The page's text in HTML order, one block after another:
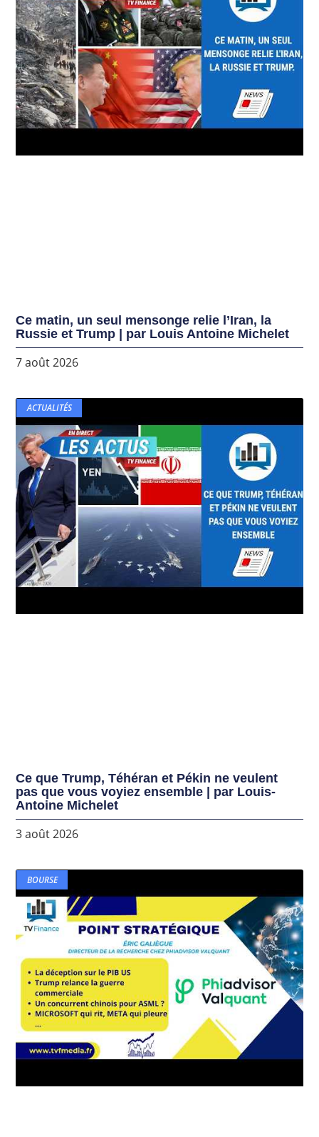
Ce matin, un seul mensonge relie l’Iran, la
Russie et Trump | par Louis Antoine Michelet
7 août 2026
ACTUALITÉS
Ce que Trump, Téhéran et Pékin ne veulent
pas que vous voyiez ensemble | par Louis-
Antoine Michelet
3 août 2026
BOURSE